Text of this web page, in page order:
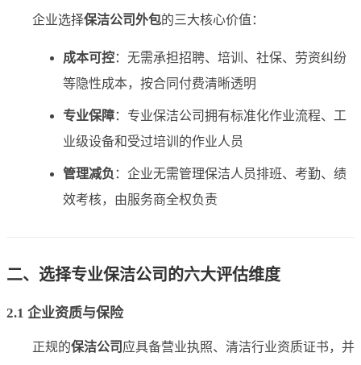
企业选择保洁公司外包的三大核心价值：
成本可控：无需承担招聘、培训、社保、劳资纠纷
等隐性成本，按合同付费清晰透明
专业保障：专业保洁公司拥有标准化作业流程、工
业级设备和受过培训的作业人员
管理减负 ：企业无需管理保洁人员排班、考勤、绩
效考核，由服务商全权负责
二、选择专业保洁公司的六大评估维度
2.1 企业资质与保险
正规的保洁公司 应具备营业执照、清洁行业资质证书，并